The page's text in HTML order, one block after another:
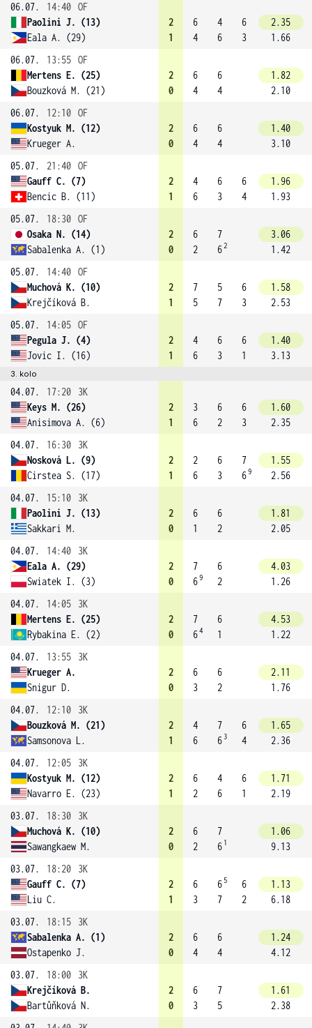
06.07.
14:40 OF
Paolini J. (13)
Eala A. (29)
2
1
6
4
4
6
6
3
2.35
1.66
06.07.
13:55 OF
Mertens E. (25)
Bouzková M. (21)
2
0
6
4
6
4
1.82
2.10
06.07.
12:10 OF
Kostyuk M. (12)
Krueger A.
2
0
6
4
6
4
1.40
3.10
05.07.
21:40 OF
Gauff C. (7)
Bencic B. (11)
2
1
4
6
6
3
6
4
1.96
1.93
05.07.
18:30 OF
Osaka N. (14)
Sabalenka A. (1)
2
0
6
2
7
62
3.06
1.42
05.07.
14:40 OF
Muchová K. (10)
Krejčíková B.
2
1
7
5
5
7
6
3
1.58
2.53
05.07.
14:05 OF
Pegula J. (4)
Jovic I. (16)
2
1
4
6
6
3
6
1
1.40
3.13
3. kolo
04.07. 17:20
3K
Keys M. (26)
Anisimova A. (6)
2
1
3
6
6
2
6
3
1.60
2.35
04.07.
16:30
3K
Nosková L. (9)
Cirstea S. (17)
2
1
2
6
6
3
7
69
1.55
2.56
04.07.
15:10
3K
Paolini J. (13)
Sakkari M.
2
0
6
1
6
2
1.81
2.05
04.07.
14:40
3K
Eala A. (29)
Swiatek I. (3)
2
0
7
69
6
2
4.03
1.26
04.07.
14:05
3K
Mertens E. (25)
Rybakina E. (2)
2
0
7
64
6
1
4.53
1.22
04.07.
13:55
3K
Krueger A.
Snigur D.
2
0
6
3
6
2
2.11
1.76
04.07.
12:10
3K
Bouzková M. (21)
Samsonova L.
2
1
4
6
7
6 3
6
4
1.65
2.36
04.07.
12:05
3K
Kostyuk M. (12)
Navarro E. (23)
2
1
6
2
4
6
6
1
1.71
2.19
03.07.
18:30
3K
Muchová K. (10)
Sawangkaew M.
2
0
6
2
7
6 1
1.06
9.13
03.07.
18:20
3K
Gauff C. (7)
Liu C.
2
1
6
3
6 5
7
6
2
1.13
6.18
03.07.
18:15
3K
Sabalenka A. (1)
Ostapenko J.
2
0
6
4
6
4
1.24
4.12
03.07.
18:00
3K
Krejčíková B.
Bartůňková N.
2
0
6
3
7
5
1.61
2.38